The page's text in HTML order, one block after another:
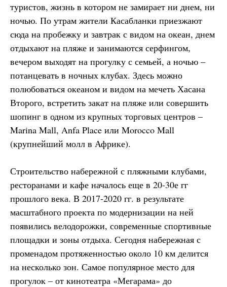
туристов, жизнь в котором не замирает ни днем, ни
ночью. По утрам жители Касабланки приезжают
сюда на пробежку и завтрак с видом на океан, днем
отдыхают на пляже и занимаются серфингом,
вечером выходят на прогулку с семьей, а ночью –
потанцевать в ночных клубах. Здесь можно
полюбоваться океаном и видом на мечеть Хасана
Второго, встретить закат на пляже или совершить
шопинг в одном из крупных торговых центров –
Marina Mall, Anfa Place или Morocco Mall
(крупнейший молл в Африке).
Строительство набережной с пляжными клубами,
ресторанами и кафе началось еще в 20-30е гг
прошлого века. В 2017-2020 гг. в результате
масштабного проекта по модернизации на ней
появились велодорожки, современные спортивные
площадки и зоны отдыха. Сегодня набережная с
променадом протяженностью около 10 км делится
на несколько зон. Самое популярное место для
прогулок – от кинотеатра «Мегарама» до